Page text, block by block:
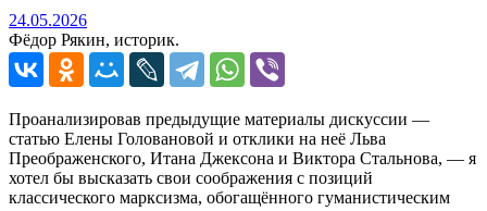
24.05.202624.05.2026
Фёдор Рякин, историк.
Проанализировав предыдущие материалы дискуссии —
статью Елены Головановой и отклики на неё Льва
Преображенского, Итана Джексона и Виктора Стальнова, — я
хотел бы высказать свои соображения с позиций
классического марксизма, обогащённого гуманистическим